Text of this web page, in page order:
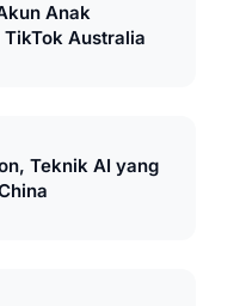
Anak
Australia
Teknik AI yang